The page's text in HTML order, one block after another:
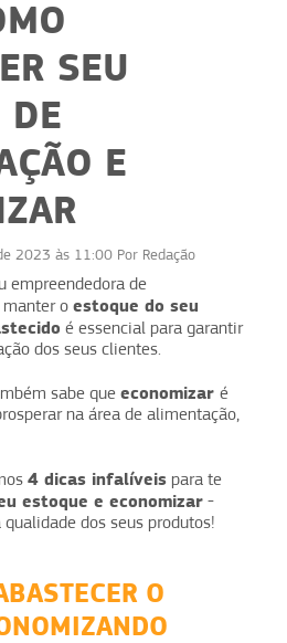
SEU
DE
E
2023 às 11:00 Por Redação
empreendedora de
o estoque do seu
é essencial para garantir
dos seus clientes.
sabe que economizar é
na área de alimentação,
4 dicas infalíveis para te
estoque e economizar -
dos seus produtos!
O